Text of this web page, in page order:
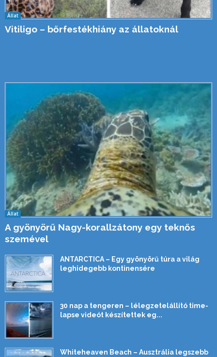
Állat
Vitiligo – bőrfestékhiány az állatoknál
Állat
A gyönyörű Nagy-korallzátony egy teknős
szemével
ANTARCTICA – Egy gyönyörű túra a világ
leghidegebb kontinensére
30 nap a tengeren – lélegzetelállító time-
lapse videót készítettek eg...
Whiteheaven Beach – Ausztrália legszebb